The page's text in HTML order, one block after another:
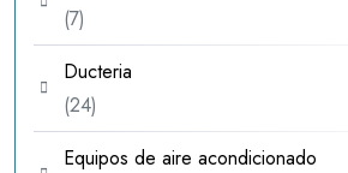
77
productos
Ducteria
2424
productos
Equipos de aire acondicionado